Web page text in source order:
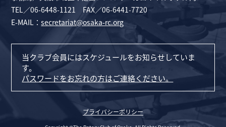
TEL／06-6448-1121 FAX／06-6441-7720
E-MAIL：secretariat@osaka-rc.org
当クラブ会員にはスケジュールをお知らせしていま
す。
パスワードをお忘れの方はご連絡ください。
プライバシーポリシー